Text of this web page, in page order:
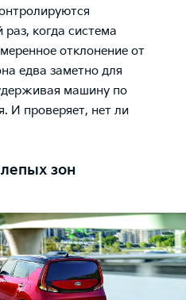
когда система
отклонение от
едва заметно для
машину по
И проверяет, нет ли
зон